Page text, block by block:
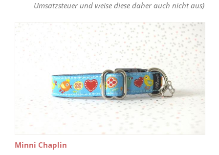
Umsatzsteuer und weise diese daher auch nicht aus)
Minni Chaplin